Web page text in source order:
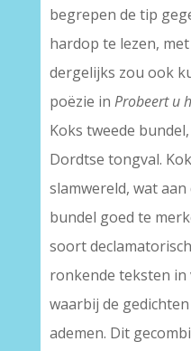
begrepen de tip
hardop te lezen,
dergelijks zou ook
poëzie in Probeert u
Koks tweede
Dordtse tongval.
slamwereld, wat
bundel goed te
soort
ronkende teksten
waarbij de
ademen. Dit